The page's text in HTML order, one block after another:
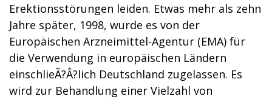
Erektionsstörungen leiden. Etwas mehr als zehn
Jahre später, 1998, wurde es von der
Europäischen Arzneimittel-Agentur (EMA) für
die Verwendung in europäischen Ländern
einschlieÃ?Â?lich Deutschland zugelassen. Es
wird zur Behandlung einer Vielzahl von